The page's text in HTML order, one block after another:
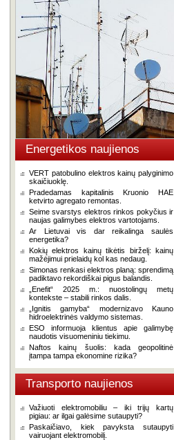
Energetikos naujienos
VERT patobulino elektros kainų palyginimo
skaičiuoklę.
Pradedamas kapitalinis Kruonio HAE
ketvirto agregato remontas.
Seime svarstys elektros rinkos pokyčius ir
naujas galimybes elektros vartotojams.
Ar Lietuvai vis dar reikalinga saulės
energetika?
Kokių elektros kainų tikėtis birželį: kainų
mažėjimui prielaidų kol kas nedaug.
Simonas renkasi elektros planą: sprendimą
padiktavo rekordiškai pigus balandis.
„Enefit“ 2025 m.: nuostolingų metų
kontekste – stabili rinkos dalis.
„Ignitis gamyba“ modernizavo Kauno
hidroelektrinės valdymo sistemas.
ESO informuoja klientus apie galimybę
naudotis visuomeniniu tiekimu.
Naftos kainų šuolis: kada geopolitinė
įtampa tampa ekonomine rizika?
Transporto naujienos
Važiuoti elektromobiliu – iki trijų kartų
pigiau: ar ilgai galėsime sutaupyti?
Paskaičiavo, kiek pavyksta sutaupyti
vairuojant elektromobilį.